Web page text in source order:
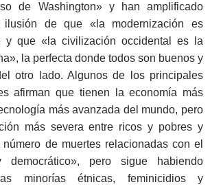
de Washington» y han amplificado
ilusión de que «la modernización es
y que «la civilización occidental es la
la perfecta donde todos son buenos y
otro lado. Algunos de los principales
afirman que tienen la economía más
más avanzada del mundo, pero
más severa entre ricos y pobres y
de muertes relacionadas con el
democrático», pero sigue habiendo
minorías étnicas, feminicidios y